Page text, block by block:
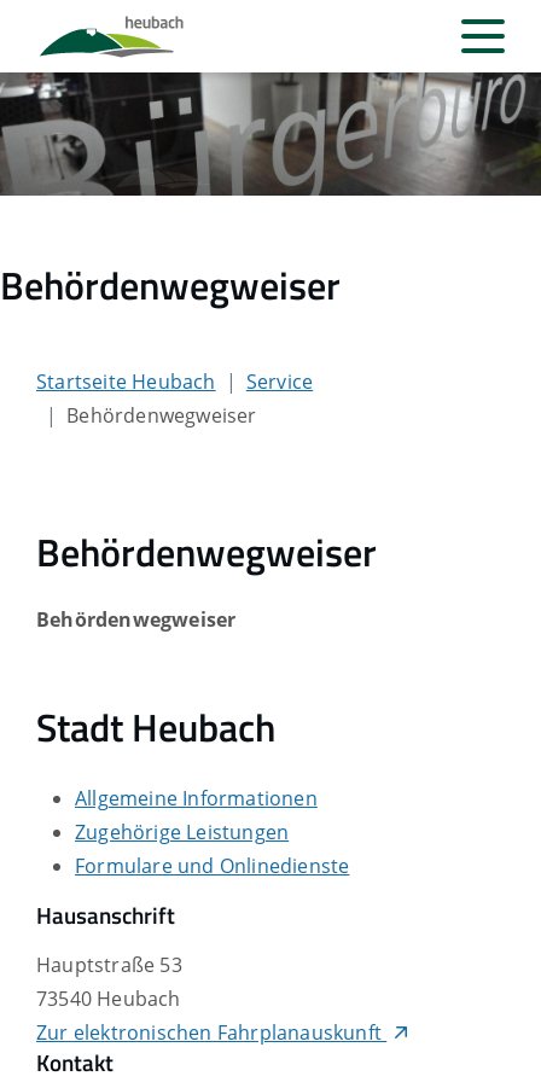
Behördenwegweiser
Startseite Heubach
Service
Behördenwegweiser
Behördenwegweiser
Behördenwegweiser
Stadt Heubach
Allgemeine Informationen
Zugehörige Leistungen
Formulare und Onlinedienste
Hausanschrift
Hauptstraße 53
73540 Heubach
Zur elektronischen Fahrplanauskunft
Kontakt